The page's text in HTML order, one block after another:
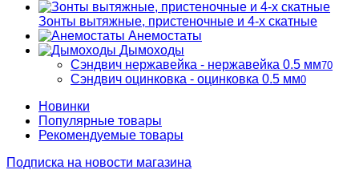
Зонты вытяжные, пристеночные и 4-х скатные
Анемостаты
Дымоходы
Сэндвич нержавейка - нержавейка 0.5 мм70
Сэндвич оцинковка - оцинковка 0.5 мм0
Новинки
Популярные товары
Рекомендуемые товары
Подписка на новости магазина